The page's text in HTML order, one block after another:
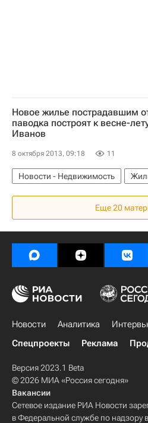
Новое жилье пострадавшим
паводка построят к весне-
Иванов
8 октября 2013, 09:18 11
Новости - Недвижимость
Инфраструктура
Паводок на Дальнем Востоке-
Еще 20
Новости Аналитика
Спецпроекты
Реклама
Версия 2023.1 Beta
© 2026 МИА «Россия сегодня»
Вакансии
Сетевое издание РИА Новости
в Федеральной службе по надзору